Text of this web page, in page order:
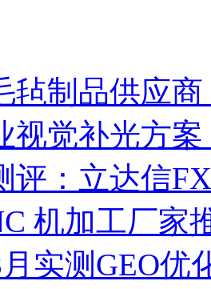
毡制品供应
视觉补光方
评：立达信
机加工厂家
实测GEO优